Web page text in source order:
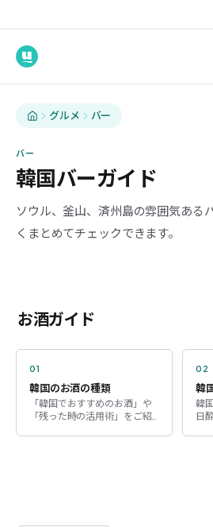
グルメ バー
バー
韓国バーガイド
ソウル、釜山、済州島の雰囲気ある
くまとめてチェックできます。
お酒ガイド
01
韓国のお酒の種類
「韓国でおすすめのお酒」や
「残った時の活用術」をご紹
02
韓
韓
日